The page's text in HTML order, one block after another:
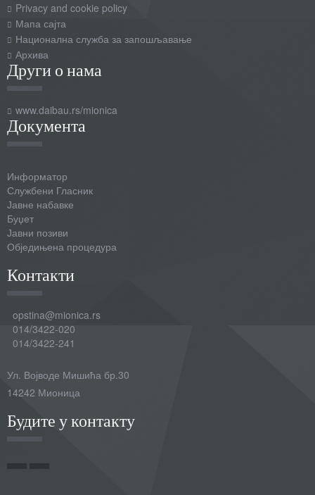
Privacy and cookie policy
Мапа сајта
Национална служба за запошљавање
Архива
Други о нама
www.daibau.rs/mionica
Документа
Информатор
Службени Гласник
Јавне набавке
Буџет
Јавни позиви
Обједињена процедура
Контакти
opstina@mionica.rs
014/3422-020
014/3422-241
Ул. Војводе Мишића бр.30
14242 Мионица
Будите у контакту